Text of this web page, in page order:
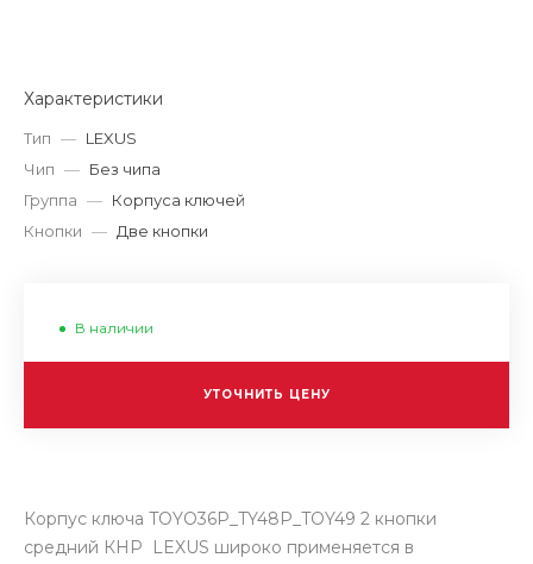
Характеристики
Тип — LEXUS
Чип — Без чипа
Группа — Корпуса ключей
Кнопки — Две кнопки
В наличии
УТОЧНИТЬ ЦЕНУ
Корпус ключа TOYO36P_TY48P_TOY49 2 кнопки
средний КНР LEXUS широко применяется в